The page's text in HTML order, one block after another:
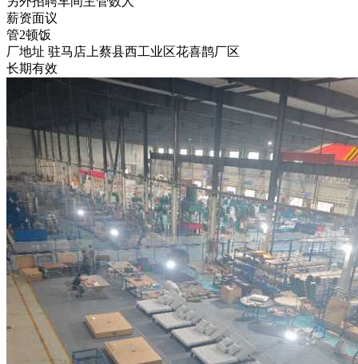
薪资面议
管2顿饭
厂地址 驻马店上蔡县西工业区花喜鹊厂区
长期有效